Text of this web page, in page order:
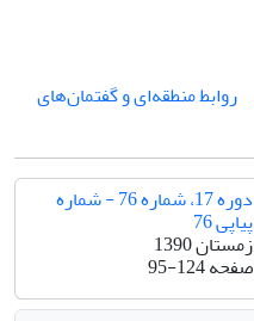
روابط منطقه‌ای و گفتمان‌های
دوره 17، شماره 76 - شماره
پیاپی 76
زمستان 1390
صفحه95-124